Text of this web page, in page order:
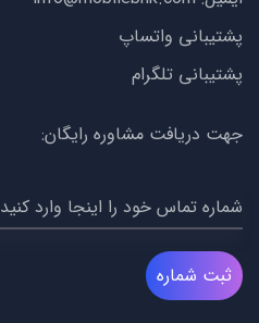
پشتیبانی واتساپ
پشتیبانی تلگرام
جهت دریافت مشاوره رایگان:
شماره تماس خود را اینجا وارد کنید
ثبت شماره